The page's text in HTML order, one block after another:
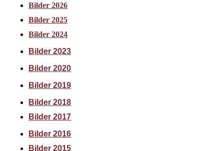
Bilder 2026
Bilder 2025
Bilder 2024
Bilder 2023
Bilder 2020
Bilder 2019
Bilder 2018
Bilder 2017
Bilder 2016
Bilder 2015